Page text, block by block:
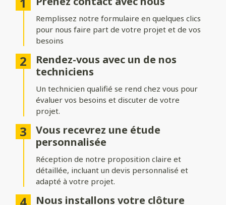
d’entretien.
: économique, durable et facile à entretenir.
Bois: naturel et chaleureux, idéal pour un extérieur
authentique.
: robuste et contemporain, avec une touche minérale.
: simple, efficace et modulable selon vos besoins.
Différentes options d’occultation
Selon vos envies et vos besoins, nos clôtures peuvent être :
Pleinement occultantes: pour garantir une intimité
maximale.
Ajourées
: pour laisser passer la lumière tout en délimitant
votre espace.
Remplissez notre formulaire en quelques clics
pour nous faire part de votre projet et de vos
besoins
Rendez-vous avec un de nos
techniciens
Un technicien qualifié se rend chez vous pour
évaluer vos besoins et discuter de votre
projet.
Vous recevrez une étude
personnalisée
Réception de notre proposition claire et
détaillée, incluant un devis personnalisé et
adapté à votre projet.
Nous installons votre clôture